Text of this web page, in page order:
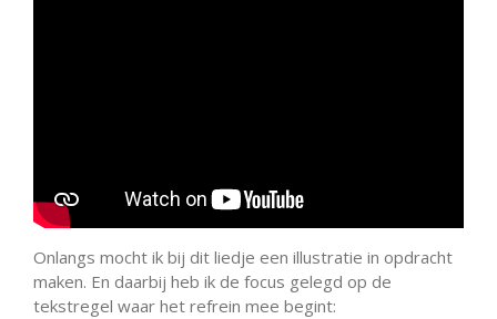
Onlangs mocht ik bij dit liedje een illustratie in opdracht
maken. En daarbij heb ik de focus gelegd op de
tekstregel waar het refrein mee begint: